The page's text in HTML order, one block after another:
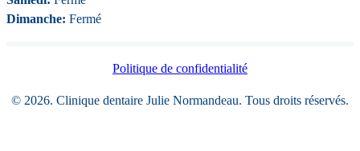
Dimanche: Fermé
Politique de confidentialité
© 2026. Clinique dentaire Julie Normandeau. Tous droits réservés.